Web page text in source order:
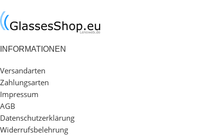
INFORMATIONEN
Versandarten
Zahlungsarten
Impressum
AGB
Datenschutzerklärung
Widerrufsbelehrung